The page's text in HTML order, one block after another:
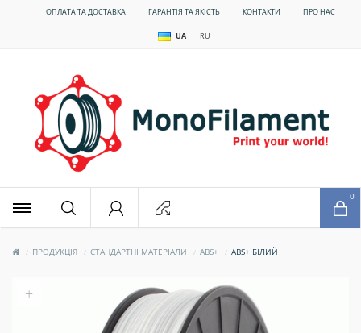
ОПЛАТА ТА ДОСТАВКА ГАРАНТІЯ ТА ЯКІСТЬ КОНТАКТИ ПРО НАС
UA | RU
0
ПРОДУКЦІЯ СТАНДАРТНІ МАТЕРІАЛИ ABS+ ABS+ БІЛИЙ
+